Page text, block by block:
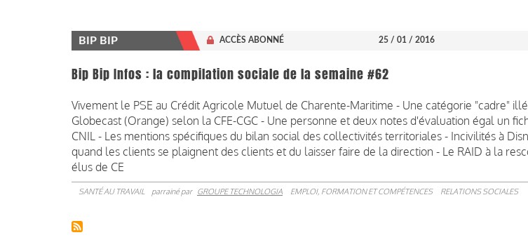
BIP BIP ACCÈS ABONNÉ 25 / 01 / 2016
Bip Bip Infos : la compilation sociale de la semaine #62
Vivement le PSE au Crédit Agricole Mutuel de Charente-Maritime - Une catégorie "cadre"
Globecast (Orange) selon la CFE-CGC - Une personne et deux notes d'évaluation égal un
CNIL - Les mentions spécifiques du bilan social des collectivités territoriales - Incivilités à
quand les clients se plaignent des clients et du laisser faire de la direction - Le RAID à la
élus de CE
SANTÉ AU TRAVAIL parrainé par GROUPE TECHNOLOGIA EMPLOI, FORMATION ET COMPÉTENCES RELATIONS SOCIALES